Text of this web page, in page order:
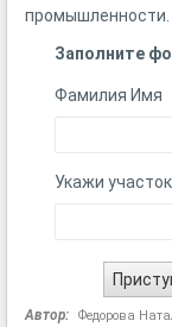
промышленности.
Заполните
Фамилия Имя
Укажи
Автор: Федорова